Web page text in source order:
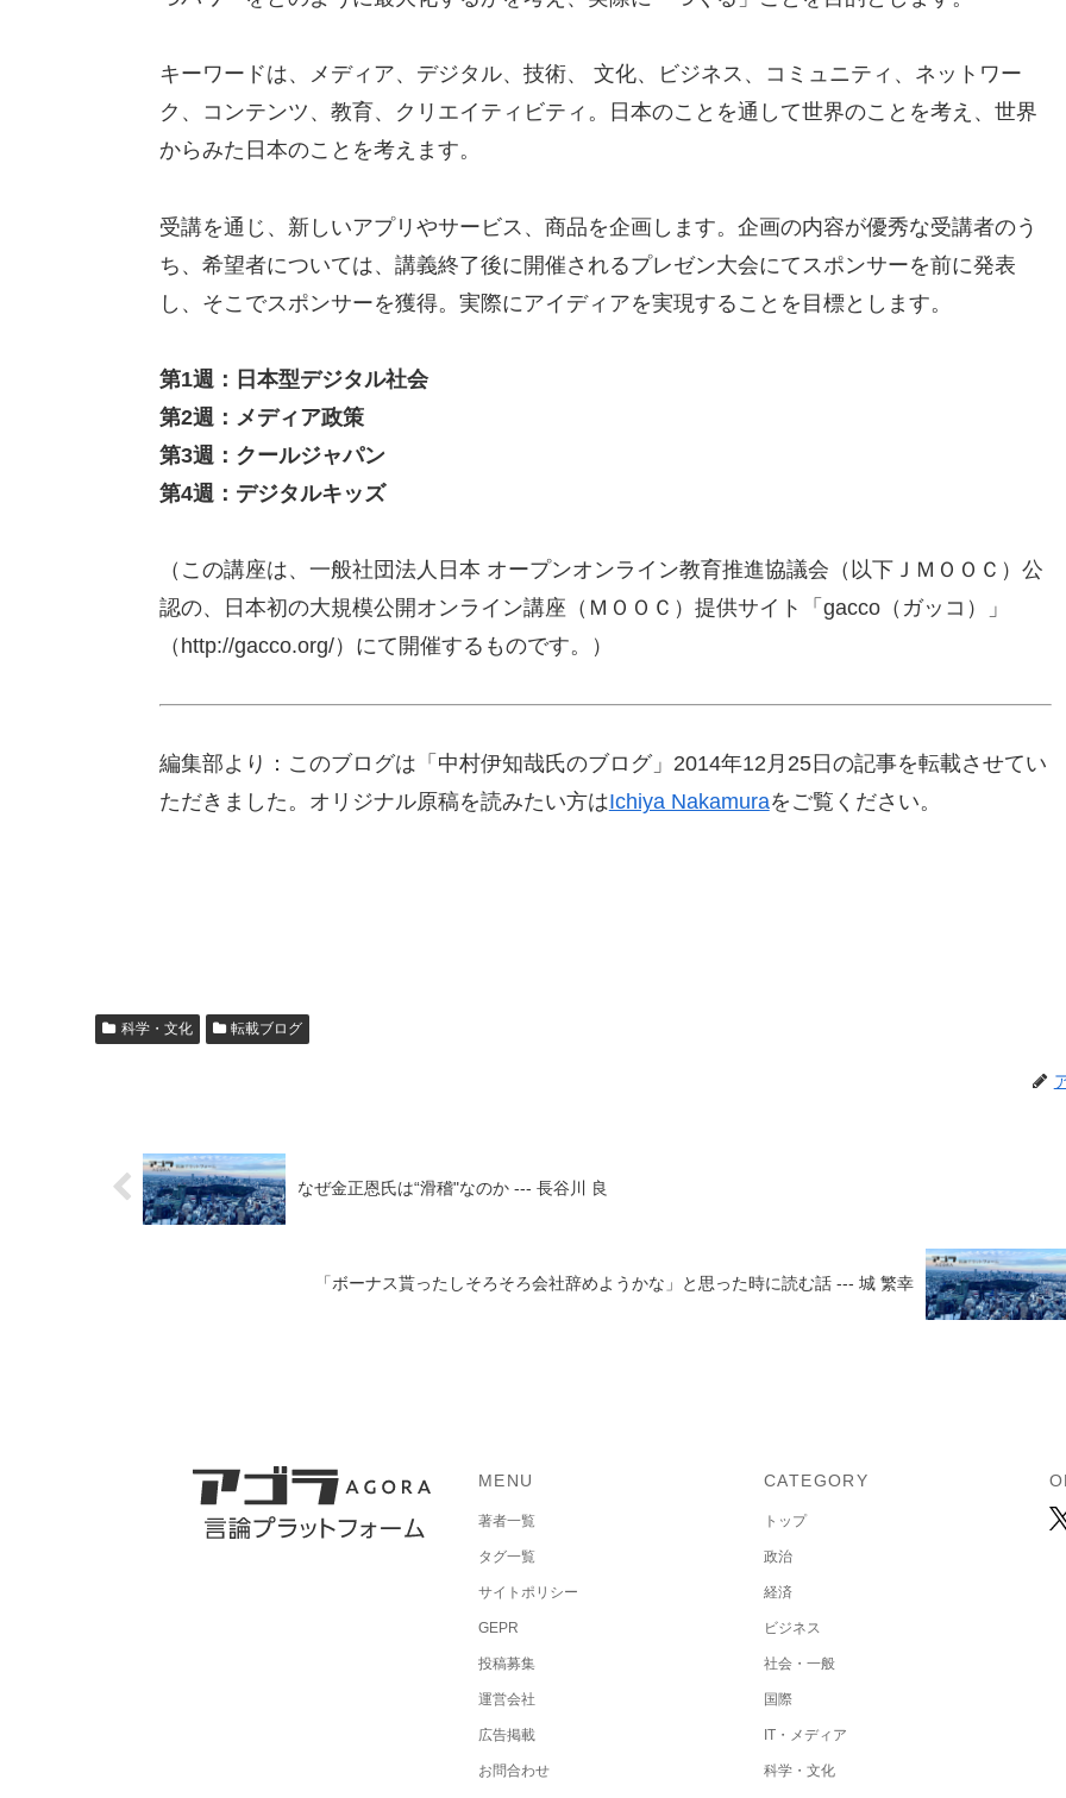
キーワードは、メディア、デジタル、技術、 文化、ビジネス、コミュニティ、ネットワー
ク、コンテンツ、教育、クリエイティビティ。日本のことを通して世界のことを考え、世界
からみた日本のことを考えます。
受講を通じ、新しいアプリやサービス、商品を企画します。企画の内容が優秀な受講者のう
ち、希望者については、講義終了後に開催されるプレゼン大会にてスポンサーを前に発表
し、そこでスポンサーを獲得。実際にアイディアを実現することを目標とします。
第1週：日本型デジタル社会
第2週：メディア政策
第3週：クールジャパン
第4週：デジタルキッズ
（この講座は、一般社団法人日本 オープンオンライン教育推進協議会（以下ＪＭＯＯＣ）公
認の、日本初の大規模公開オンライン講座（ＭＯＯＣ）提供サイト「gacco（ガッコ）」
（http://gacco.org/）にて開催するものです。）
編集部より：このブログは「中村伊知哉氏のブログ」2014年12月25日の記事を転載させてい
ただきました。オリジナル原稿を読みたい方はIchiya Nakamuraをご覧ください。
科学・文化 転載ブログ
なぜ金正恩氏は“滑稽"なのか --- 長谷川 良
「ボーナス貰ったしそろそろ会社辞めようかな」と思った時に読む話 --- 城 繁幸
MENU
著者一覧
タグ一覧
サイトポリシー
GEPR
投稿募集
運営会社
広告掲載
お問合わせ
CATEGORY
トップ
政治
経済
ビジネス
社会・一般
国際
IT・メディア
科学・文化